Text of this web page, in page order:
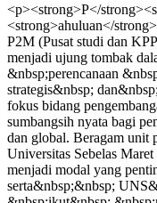
<p><strong>P</
<strong>ahuluan</
P2M (Pusat studi dan
menjadi ujung tombak
&nbsp;perencanaan
strategis&nbsp;
fokus bidang
sumbangsih nyata bagi
dan global. Beragam unit
Universitas Sebelas
menjadi modal yang
serta&nbsp;&nbsp;